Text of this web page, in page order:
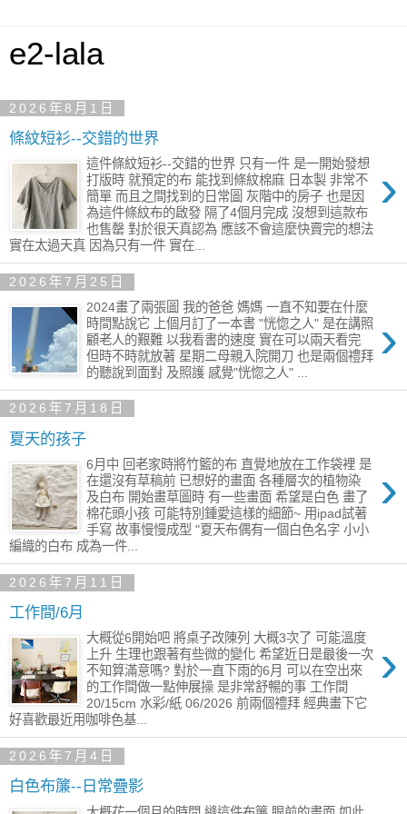
e2-lala
2026年8月1日
條紋短衫--交錯的世界
›
這件條紋短衫--交錯的世界 只有一件 是一開始發想
打版時 就預定的布 能找到條紋棉麻 日本製 非常不
簡單 而且之間找到的日常圖 灰階中的房子 也是因
為這件條紋布的啟發 隔了4個月完成 沒想到這款布
也售罄 對於很天真認為 應該不會這麼快賣完的想法
實在太過天真 因為只有一件 實在...
2026年7月25日
›
2024畫了兩張圖 我的爸爸 媽媽 一直不知要在什麼
時間點說它 上個月訂了一本書 "恍惚之人" 是在講照
顧老人的艱難 以我看書的速度 實在可以兩天看完
但時不時就放著 星期二母親入院開刀 也是兩個禮拜
的聽說到面對 及照護 感覺"恍惚之人" ...
2026年7月18日
夏天的孩子
›
6月中 回老家時將竹籃的布 直覺地放在工作袋裡 是
在還沒有草稿前 已想好的畫面 各種層次的植物染
及白布 開始畫草圖時 有一些畫面 希望是白色 畫了
棉花頭小孩 可能特別鍾愛這樣的細節~ 用ipad試著
手寫 故事慢慢成型 "夏天布偶有一個白色名字 小小
編織的白布 成為一件...
2026年7月11日
工作間/6月
›
大概從6開始吧 將桌子改陳列 大概3次了 可能溫度
上升 生理也跟著有些微的變化 希望近日是最後一次
不知算滿意嗎? 對於一直下雨的6月 可以在空出來
的工作間做一點伸展操 是非常舒暢的事 工作間
20/15cm 水彩/紙 06/2026 前兩個禮拜 經典畫下它
好喜歡最近用咖啡色基...
2026年7月4日
白色布簾--日常疊影